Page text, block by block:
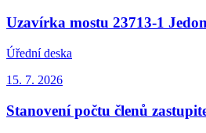
Uzavírka mostu 23713-1
Úřední deska
15. 7. 2026
Stanovení počtu členů